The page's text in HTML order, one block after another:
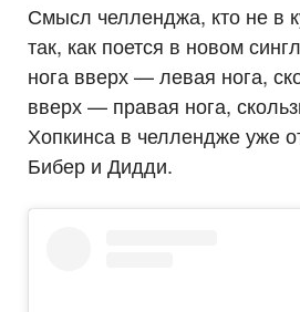
Смысл челленджа, кто не в
так, как поется в новом
нога вверх — левая нога,
вверх — правая нога,
Хопкинса в челлендже уже
Бибер и Дидди.